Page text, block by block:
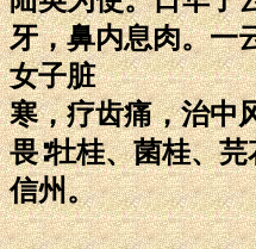
牙，鼻内息肉。一
女子脏
寒，疗齿痛，治中
畏∶牡桂、菌桂、
信州。